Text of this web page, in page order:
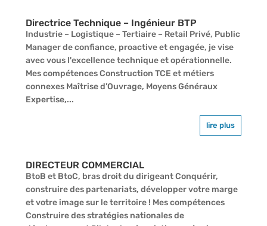
Directrice Technique – Ingénieur BTP
Industrie – Logistique – Tertiaire – Retail Privé, Public
Manager de confiance, proactive et engagée, je vise
avec vous l'excellence technique et opérationnelle.
Mes compétences Construction TCE et métiers
connexes Maîtrise d’Ouvrage, Moyens Généraux
Expertise,...
lire plus
DIRECTEUR COMMERCIAL
BtoB et BtoC, bras droit du dirigeant Conquérir,
construire des partenariats, développer votre marge
et votre image sur le territoire ! Mes compétences
Construire des stratégies nationales de